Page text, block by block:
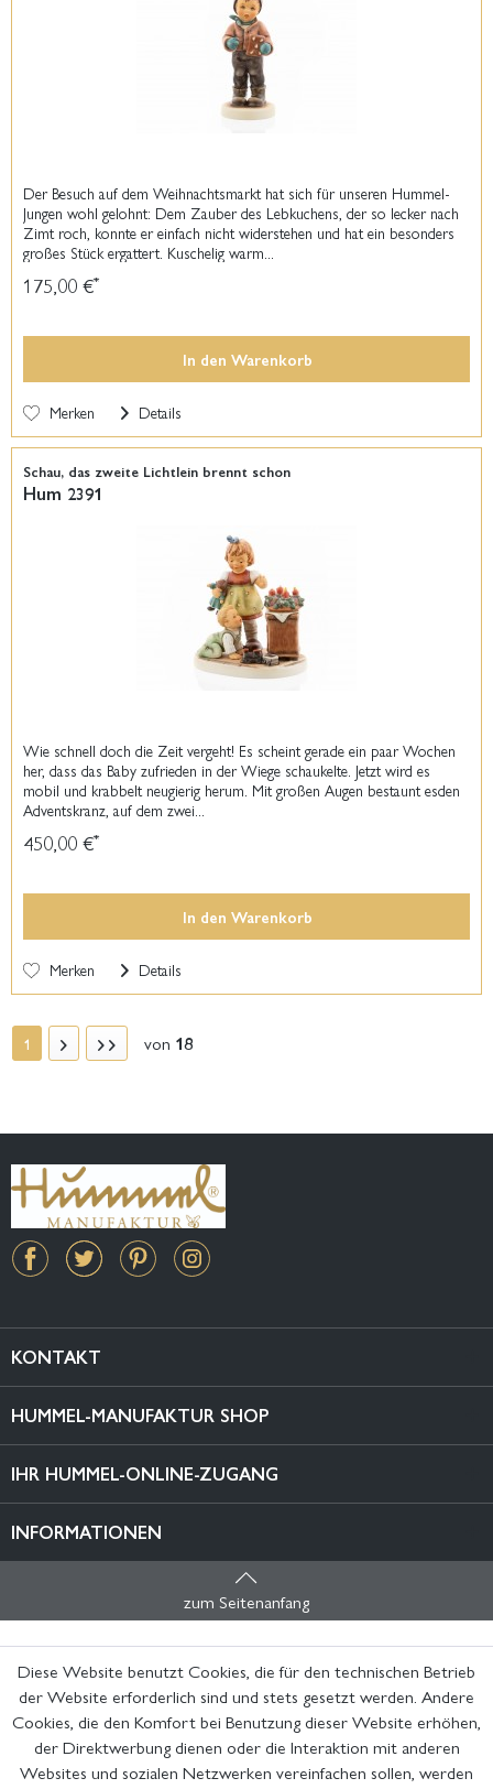
Der Besuch auf dem Weihnachtsmarkt hat sich für unseren Hummel-
Jungen wohl gelohnt: Dem Zauber des Lebkuchens, der so lecker nach
Zimt roch, konnte er einfach nicht widerstehen und hat ein besonders
großes Stück ergattert. Kuschelig warm...
175,00 €*
In den Warenkorb
Merken Details
Schau, das zweite Lichtlein brennt schon
Hum 2391
Wie schnell doch die Zeit vergeht! Es scheint gerade ein paar Wochen
her, dass das Baby zufrieden in der Wiege schaukelte. Jetzt wird es
mobil und krabbelt neugierig herum. Mit großen Augen bestaunt esden
Adventskranz, auf dem zwei...
450,00 €*
In den Warenkorb
Merken Details
1 von 18
KONTAKT
HUMMEL-MANUFAKTUR SHOP
IHR HUMMEL-ONLINE-ZUGANG
INFORMATIONEN
zum Seitenanfang
Diese Website benutzt Cookies, die für den technischen Betrieb
der Website erforderlich sind und stets gesetzt werden. Andere
Cookies, die den Komfort bei Benutzung dieser Website erhöhen,
der Direktwerbung dienen oder die Interaktion mit anderen
Websites und sozialen Netzwerken vereinfachen sollen, werden